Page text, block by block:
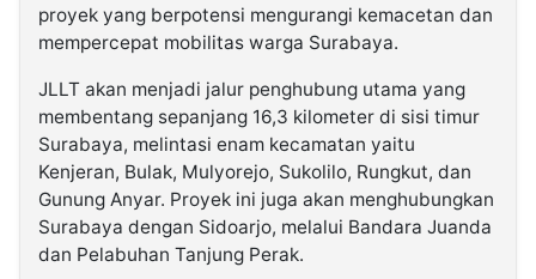
proyek yang berpotensi mengurangi kemacetan dan
mempercepat mobilitas warga Surabaya.
JLLT akan menjadi jalur penghubung utama yang
membentang sepanjang 16,3 kilometer di sisi timur
Surabaya, melintasi enam kecamatan yaitu
Kenjeran, Bulak, Mulyorejo, Sukolilo, Rungkut, dan
Gunung Anyar. Proyek ini juga akan menghubungkan
Surabaya dengan Sidoarjo, melalui Bandara Juanda
dan Pelabuhan Tanjung Perak.